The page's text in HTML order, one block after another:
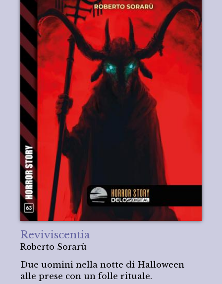
Reviviscentia
Roberto Sorarù
Due uomini nella notte di Halloween
alle prese con un folle rituale.